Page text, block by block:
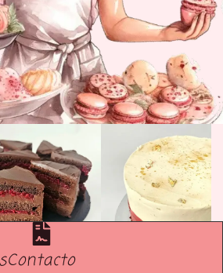
Contacto